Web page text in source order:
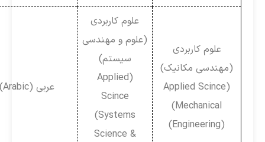
علوم کاربردی
(مهندسی مکانیک)
(Applied Scince
(Mechanical
Engineering))
علوم کاربردی
(علوم و مهندسی
سیستم)
(Applied
Scince
(Systems
Science &
عربی (Arabic)